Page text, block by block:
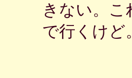
きない。
で行くけど